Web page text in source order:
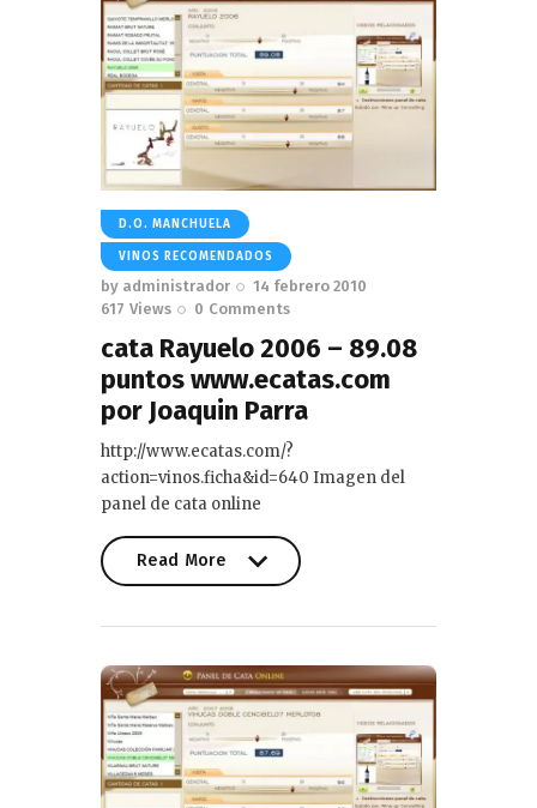
D.O. MANCHUELA
VINOS RECOMENDADOS
by administrador
14 febrero 2010
617 Views 0 Comments
cata Rayuelo 2006 – 89.08
puntos www.ecatas.com
por Joaquin Parra
http://www.ecatas.com/?
action=vinos.ficha&id=640 Imagen del
panel de cata online
Read More